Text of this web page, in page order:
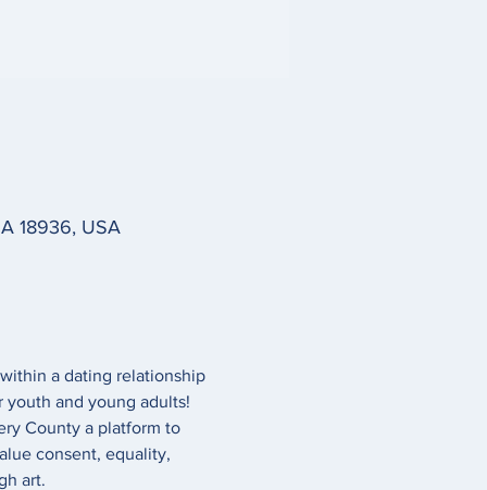
18936, USA
a dating relationship
and young adults!
County a platform to
consent, equality,
art.